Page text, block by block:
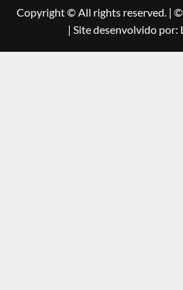
Copyright © All rights reserved. | ©
| Site desenvolvido por: